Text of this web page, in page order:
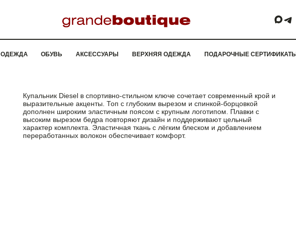
ОДЕЖДА ОБУВЬ АКСЕССУАРЫ ВЕРХНЯЯ ОДЕЖДА ПОДАРОЧНЫЕ СЕРТИФИКАТЫ
Купальник Diesel в спортивно-стильном ключе сочетает современный крой и
выразительные акценты. Топ с глубоким вырезом и спинкой-борцовкой
дополнен широким эластичным поясом с крупным логотипом. Плавки с
высоким вырезом бедра повторяют дизайн и поддерживают цельный
характер комплекта. Эластичная ткань с лёгким блеском и добавлением
переработанных волокон обеспечивает комфорт.